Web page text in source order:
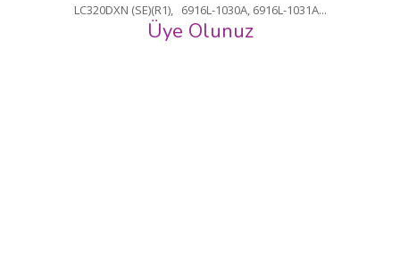
LC320DXN (SE)(R1), 6916L-1030A, 6916L-1031A...
Üye Olunuz